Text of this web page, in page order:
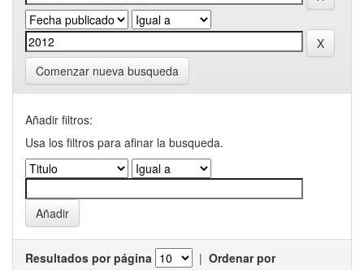
Comenzar nueva busqueda
Añadir filtros:
Usa los filtros para afinar la busqueda.
Resultados por página | Ordenar por